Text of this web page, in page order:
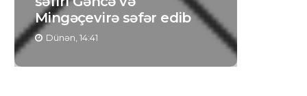
Mingəçevirə səfər edib
Dünən, 14:41